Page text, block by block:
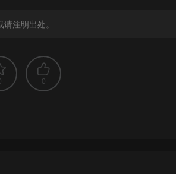
请注明出处。
0